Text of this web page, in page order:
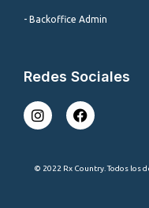
- Backoffice Admin
Redes Sociales
I
n
a
F
a
b
© 2022 Rx Country. Todos los